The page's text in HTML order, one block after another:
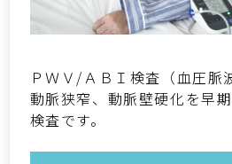
ＰＷＶ/ＡＢＩ検査（血圧脈
動脈狭窄、動脈壁硬化を早
検査です。